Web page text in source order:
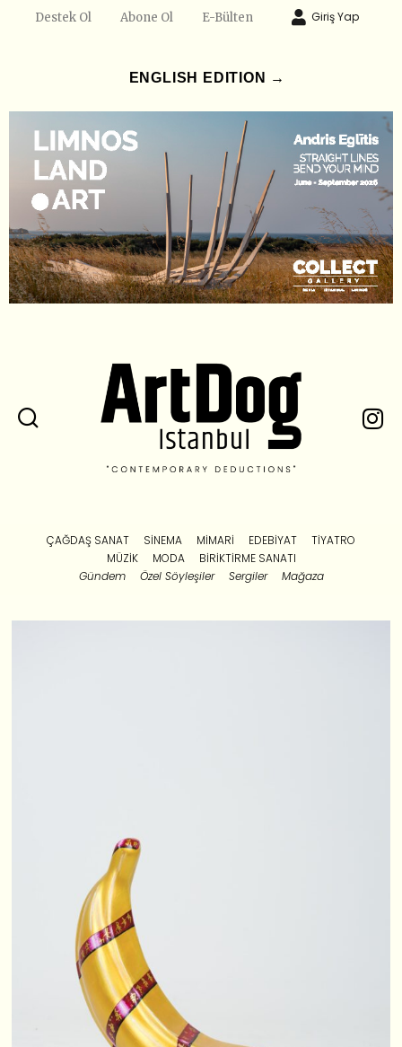
Destek Ol Abone Ol E-Bülten Giriş Yap
ENGLISH EDITION →
ÇAĞDAŞ SANAT SINEMA MIMARI EDEBIYAT
TIYATRO
MÜZIK
MODA
BIRIKTIRME SANATI
Gündem
Özel Söyleşiler Sergiler Mağaza